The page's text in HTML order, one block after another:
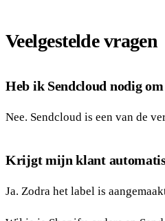
Veelgestelde vragen
Heb ik Sendcloud nodig
Nee. Sendcloud is een van de
Krijgt mijn klant
Ja. Zodra het label is